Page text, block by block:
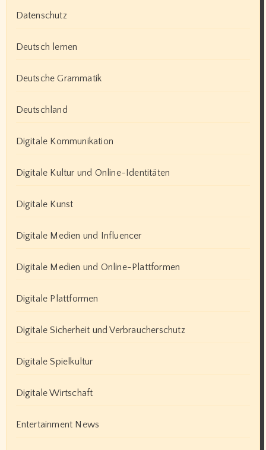
Datenschutz
Deutsch lernen
Deutsche Grammatik
Deutschland
Digitale Kommunikation
Digitale Kultur und Online-Identitäten
Digitale Kunst
Digitale Medien und Influencer
Digitale Medien und Online-Plattformen
Digitale Plattformen
Digitale Sicherheit und Verbraucherschutz
Digitale Spielkultur
Digitale Wirtschaft
Entertainment News